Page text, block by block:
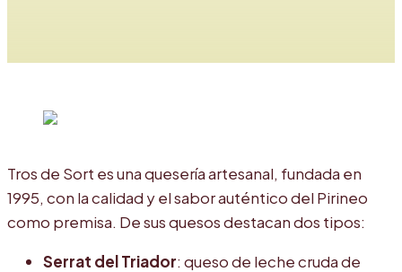
Tros de Sort es una quesería artesanal, fundada en
1995, con la calidad y el sabor auténtico del Pirineo
como premisa. De sus quesos destacan dos tipos:
Serrat del Triador: queso de leche cruda de